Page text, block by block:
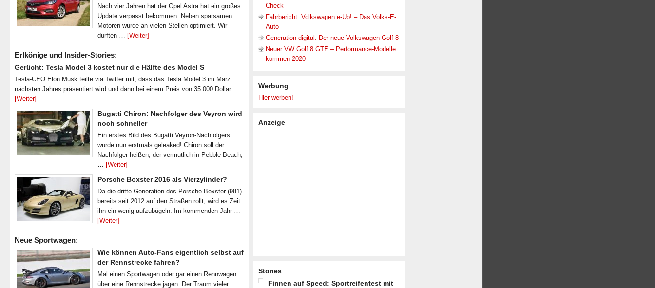
Nach vier Jahren hat der Opel Astra hat ein großes
Update verpasst bekommen. Neben sparsamen
Motoren wurde an vielen Stellen optimiert. Wir
durften … [Weiter]
Erlkönige und Insider-Stories:
Gerücht: Tesla Model 3 kostet nur die Hälfte des Model S
Tesla-CEO Elon Musk teilte via Twitter mit, dass das Tesla Model 3 im März
nächsten Jahres präsentiert wird und dann bei einem Preis von 35.000 Dollar …
[Weiter]
Bugatti Chiron: Nachfolger des Veyron wird
noch schneller
Ein erstes Bild des Bugatti Veyron-Nachfolgers
wurde nun erstmals geleaked! Chiron soll der
Nachfolger heißen, der vermutlich in Pebble Beach,
… [Weiter]
Porsche Boxster 2016 als Vierzylinder?
Da die dritte Generation des Porsche Boxster (981)
bereits seit 2012 auf den Straßen rollt, wird es Zeit
ihn ein wenig aufzubügeln. Im kommenden Jahr …
[Weiter]
Neue Sportwagen:
Wie können Auto-Fans eigentlich selbst auf
der Rennstrecke fahren?
Mal einen Sportwagen oder gar einen Rennwagen
über eine Rennstrecke jagen: Der Traum vieler
Check
Fahrbericht: Volkswagen e-Up! – Das Volks-E-
Auto
Generation digital: Der neue Volkswagen Golf 8
Neuer VW Golf 8 GTE – Performance-Modelle
kommen 2020
Werbung
Hier werben!
Anzeige
Stories
Finnen auf Speed: Sportreifentest mit